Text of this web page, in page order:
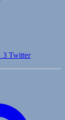
3 Twitter